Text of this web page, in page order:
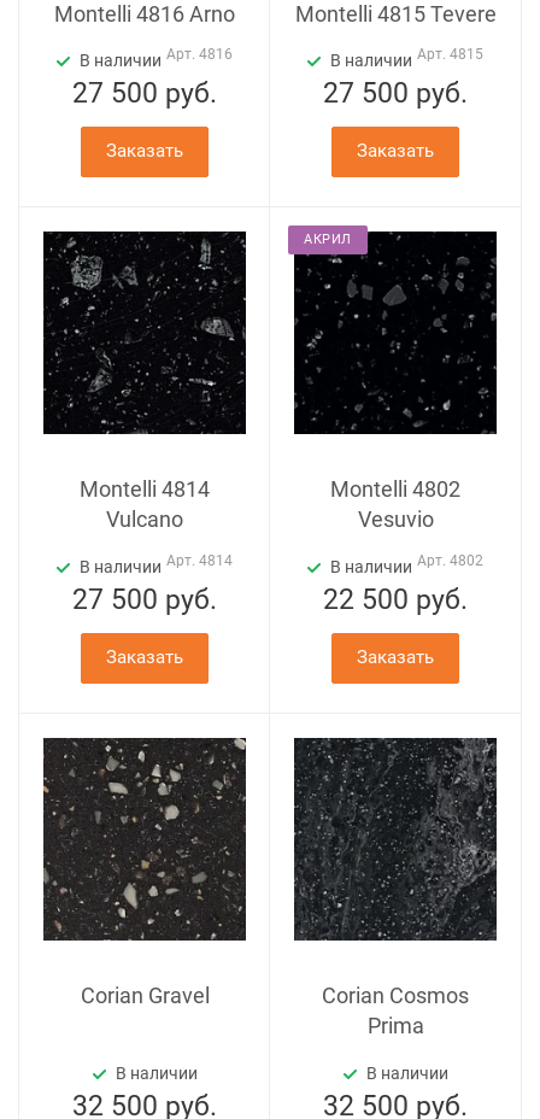
Montelli 4816 Arno
В наличии Арт. 4816
27 500 руб.
Заказать
Montelli 4815 Tevere
В наличии Арт. 4815
27 500 руб.
Заказать
Montelli 4814
Vulcano
В наличии Арт. 4814
27 500 руб.
Заказать
АКРИЛ
Montelli 4802
Vesuvio
В наличии Арт. 4802
22 500 руб.
Заказать
Corian Gravel
В наличии
32 500 руб.
Corian Cosmos
Prima
В наличии
32 500 руб.